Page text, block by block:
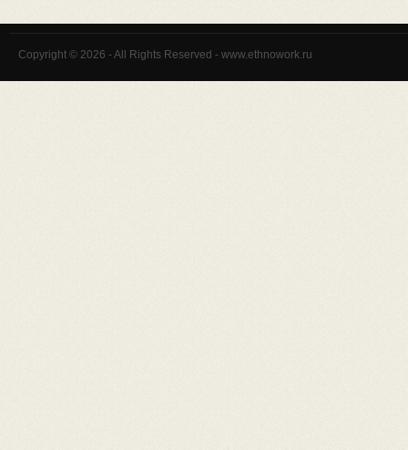
Copyright © 2026 - All Rights Reserved - www.ethnowork.ru